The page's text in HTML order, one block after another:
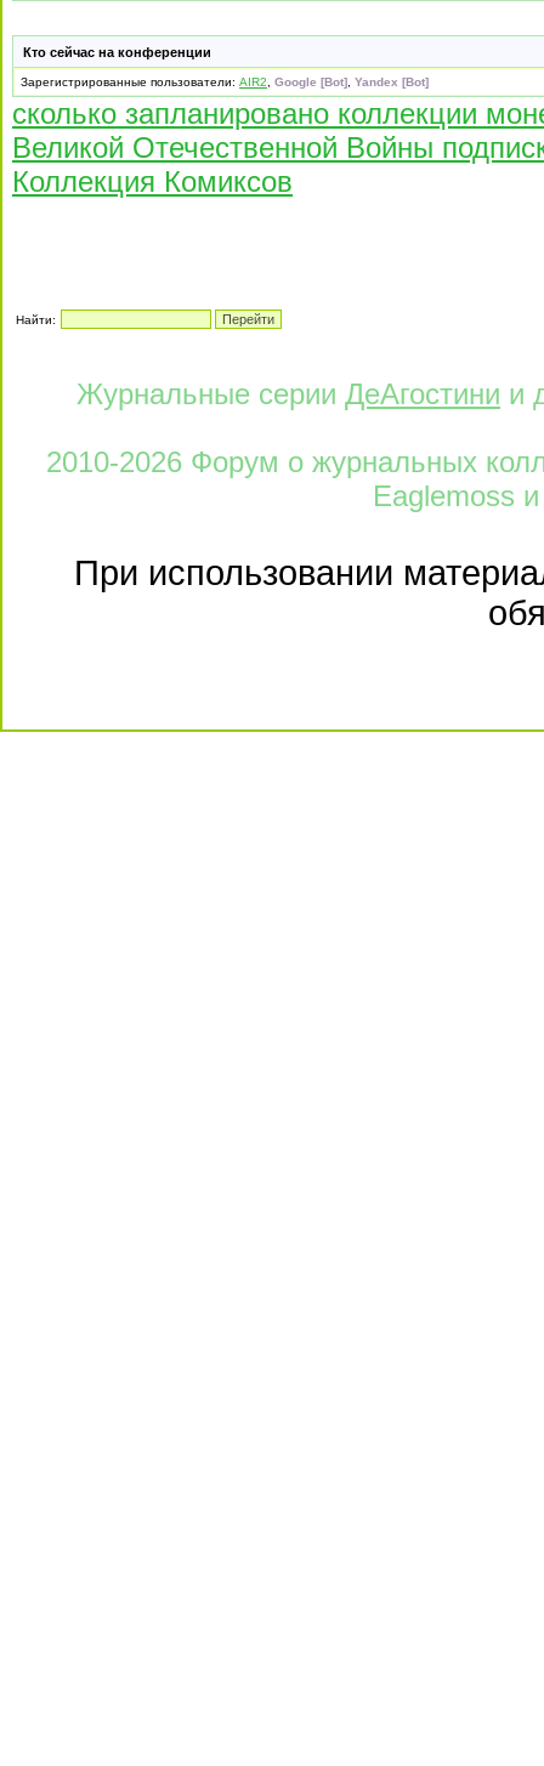
Кто сейчас на конференции
Зарегистрированные пользователи: AIR2 Google [Bot] Yandex [Bot]
сколько запланировано коллекции
Великой Отечественной Войны
Коллекция Комиксов
Найти:
Журнальные серии ДеАгостини и
2010-2026 Форум о журнальных
Eaglemoss и
При использовании